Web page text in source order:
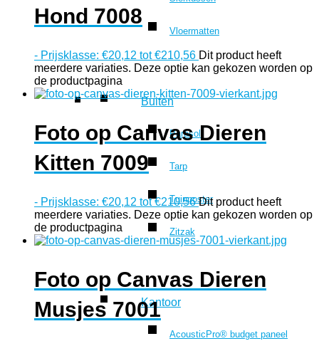
Vloermatten
Buiten
Parasol
Tarp
Tuinposter
Zitzak
Kantoor
AcousticPro® budget paneel
Hond 7008
- Prijsklasse: €20,12 tot €210,56 Dit product heeft
meerdere variaties. Deze optie kan gekozen worden op
de productpagina
Foto op Canvas Dieren
Kitten 7009
- Prijsklasse: €20,12 tot €210,56 Dit product heeft
meerdere variaties. Deze optie kan gekozen worden op
de productpagina
Foto op Canvas Dieren
Musjes 7001